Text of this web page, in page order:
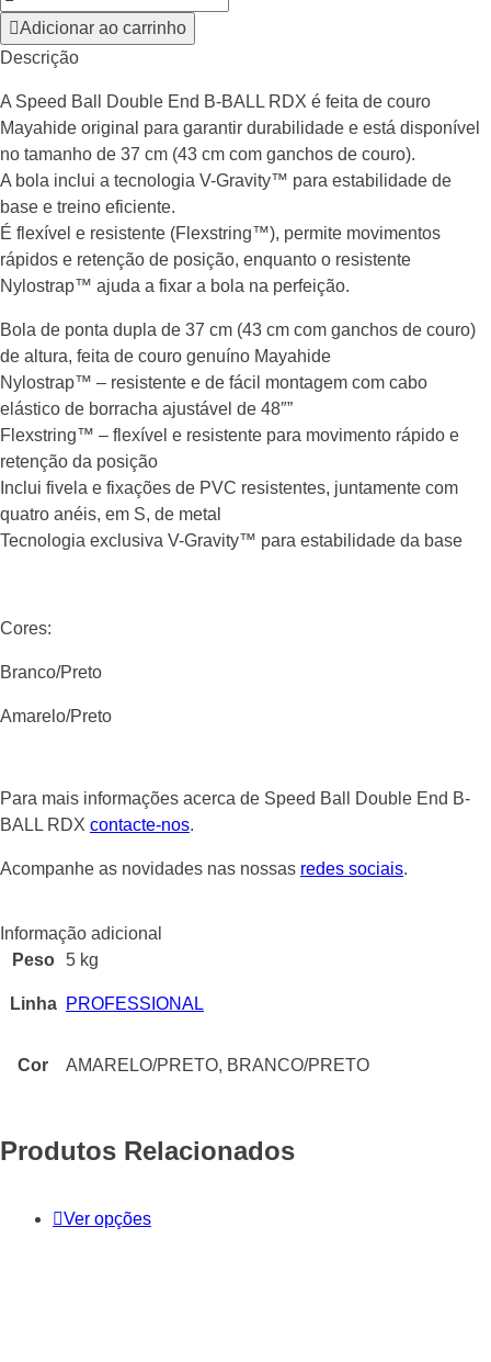
Adicionar ao carrinho
Descrição
A Speed Ball Double End B-BALL RDX é feita de couro
Mayahide original para garantir durabilidade e está disponível
no tamanho de 37 cm (43 cm com ganchos de couro).
A bola inclui a tecnologia V-Gravity™ para estabilidade de
base e treino eficiente.
É flexível e resistente (Flexstring™), permite movimentos
rápidos e retenção de posição, enquanto o resistente
Nylostrap™ ajuda a fixar a bola na perfeição.
Bola de ponta dupla de 37 cm (43 cm com ganchos de couro)
de altura, feita de couro genuíno Mayahide
Nylostrap™ – resistente e de fácil montagem com cabo
elástico de borracha ajustável de 48″”
Flexstring™ – flexível e resistente para movimento rápido e
retenção da posição
Inclui fivela e fixações de PVC resistentes, juntamente com
quatro anéis, em S, de metal
Tecnologia exclusiva V-Gravity™ para estabilidade da base
Cores:
Branco/Preto
Amarelo/Preto
Para mais informações acerca de Speed Ball Double End B-
BALL RDX contacte-nos.
Acompanhe as novidades nas nossas redes sociais.
Informação adicional
Peso
5 kg
Linha PROFESSIONAL
Cor AMARELO/PRETO, BRANCO/PRETO
Produtos Relacionados
Ver opções